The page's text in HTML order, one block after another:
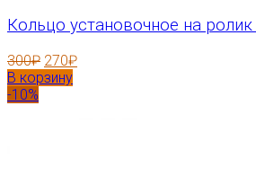
Кольцо установочное на
300₽ 270₽
В корзину
-10%